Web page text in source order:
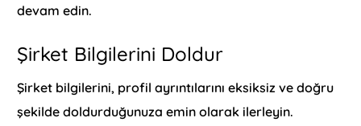
devam edin.
Şirket Bilgilerini Doldur
Şirket bilgilerini, profil ayrıntılarını eksiksiz ve doğru
şekilde doldurduğunuza emin olarak ilerleyin.